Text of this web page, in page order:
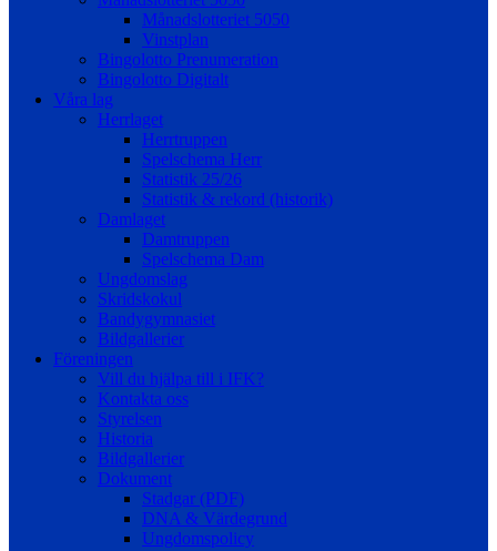
Månadslotteriet 5050
Vinstplan
Bingolotto Prenumeration
Bingolotto Digitalt
Våra lag
Herrlaget
Herrtruppen
Spelschema Herr
Statistik 25/26
Statistik & rekord (historik)
Damlaget
Damtruppen
Spelschema Dam
Ungdomslag
Skridskokul
Bandygymnasiet
Bildgallerier
Föreningen
Vill du hjälpa till i IFK?
Kontakta oss
Styrelsen
Historia
Bildgallerier
Dokument
Stadgar (PDF)
DNA & Värdegrund
Ungdomspolicy